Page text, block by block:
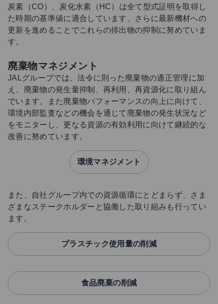
炭素（CO）、炭化水素（HC）は全て型式証明を取得し
た時期の基準値に適合しています。さらに最新機材への
更新を進めることでこれらの排出物の抑制に努めていま
す。
廃棄物マネジメント
JALグループでは、法令に則った廃棄物の適正管理に加
え、廃棄物の発生量抑制、再利用、再資源化に取り組ん
でいます。また廃棄物パフォーマンスの向上に向けて、
環境内部監査などの機会を通じて廃棄物の発生状況など
をモニターし、更なる資源の有効利用に向けて継続的な
改善に努めています。
環境マネジメント
また、自社グループ内での資源循環にとどまらず、さま
ざまなステークホルダーと協働した取り組みも行ってい
ます。
プラスチック使用量の削減
食品廃棄の削減